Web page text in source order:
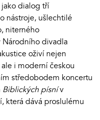
dialog tří
nástroje, ušlechtilé
niterného
Národního divadla
oživí nejen
i moderní českou
středobodem koncertu
Biblických písnív
která dává proslulému